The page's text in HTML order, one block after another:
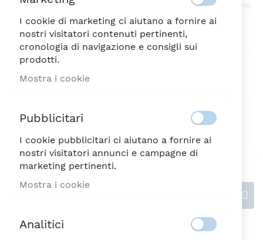
resina, con trame in rilievo e caratterizzata da forme
astratte e moderne.
Aggiungi alla lista desideri
Scrivi la tua recensione
I cookie di marketing ci aiutano a fornire ai
nostri visitatori contenuti pertinenti,
cronologia di navigazione e consigli sui
prodotti.
Mostra i cookie
Pubblicitari
I cookie pubblicitari ci aiutano a fornire ai
nostri visitatori annunci e campagne di
marketing pertinenti.
Mostra i cookie
Analitici